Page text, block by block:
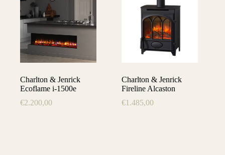
Charlton & Jenrick
Ecoflame i-1500e
€2.200,00
Charlton & Jenrick
Fireline Alcaston
€1.485,00